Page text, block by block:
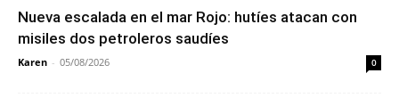
Nueva escalada en el mar Rojo: hutíes atacan con
misiles dos petroleros saudíes
Karen - 05/08/2026 0